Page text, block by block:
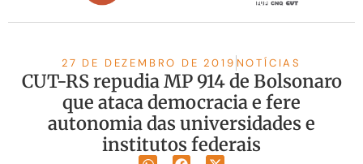
27 DE DEZEMBRO DE 2019 NOTÍCIAS
CUT-RS repudia MP 914 de Bolsonaro
que ataca democracia e fere
autonomia das universidades e
institutos federais